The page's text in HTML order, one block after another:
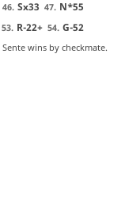
46. Sx33 47. N*55
53. R-22+ 54. G-52
Sente wins by checkmate.